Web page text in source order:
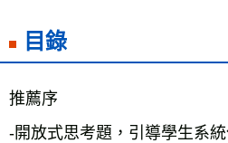
目錄
推薦序
-開放式思考題，引導學生系